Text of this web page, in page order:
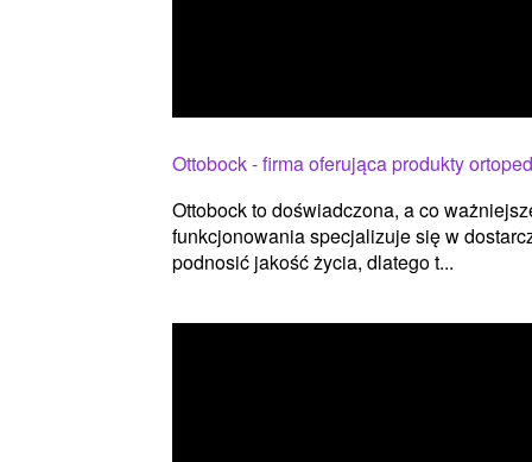
Ottobock - firma oferująca produkty
Ottobock to doświadczona, a co
funkcjonowania specjalizuje się w
podnosić jakość życia, dlatego t...